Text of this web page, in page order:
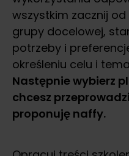
wszystkim zacznij
grupy docelowej,
potrzeby i
określeniu celu i
Następnie wybierz
chcesz
proponuję naffy.